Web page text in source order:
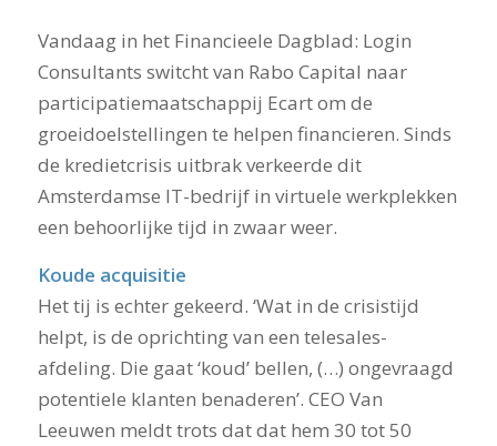
Vandaag in het Financieele Dagblad: Login
Consultants switcht van Rabo Capital naar
participatiemaatschappij Ecart om de
groeidoelstellingen te helpen financieren. Sinds
de kredietcrisis uitbrak verkeerde dit
Amsterdamse IT-bedrijf in virtuele werkplekken
een behoorlijke tijd in zwaar weer.
Koude acquisitie
Het tij is echter gekeerd. ‘Wat in de crisistijd
helpt, is de oprichting van een telesales-
afdeling. Die gaat ‘koud’ bellen, (…) ongevraagd
potentiele klanten benaderen’. CEO Van
Leeuwen meldt trots dat dat hem 30 tot 50